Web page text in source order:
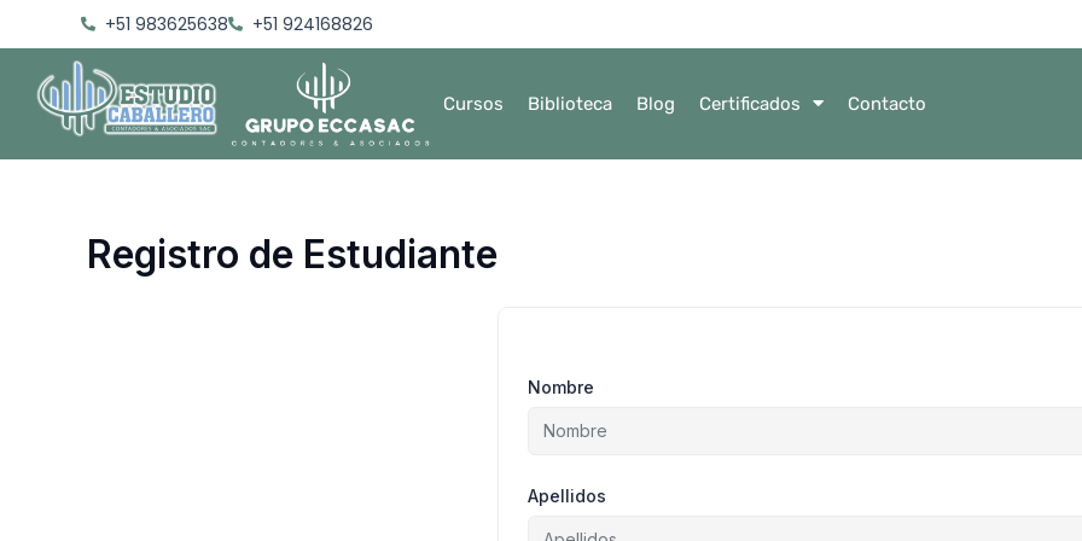
al
contenido
+51 983625638 +51 924168826
Cursos Biblioteca Blog Certificados Contacto
Registro de Estudiante
Nombre
Apellidos